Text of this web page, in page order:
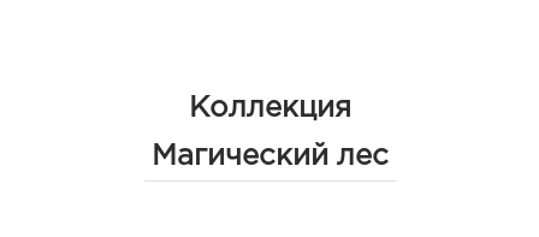
Коллекция
Магический лес